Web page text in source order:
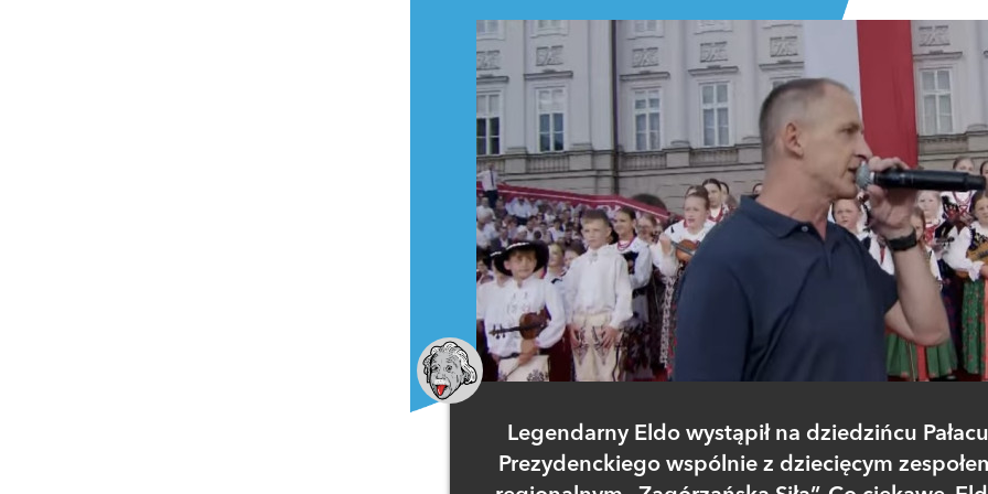
Legendarny Eldo wystąpił na dziedzińcu Pałacu
Prezydenckiego wspólnie z dziecięcym